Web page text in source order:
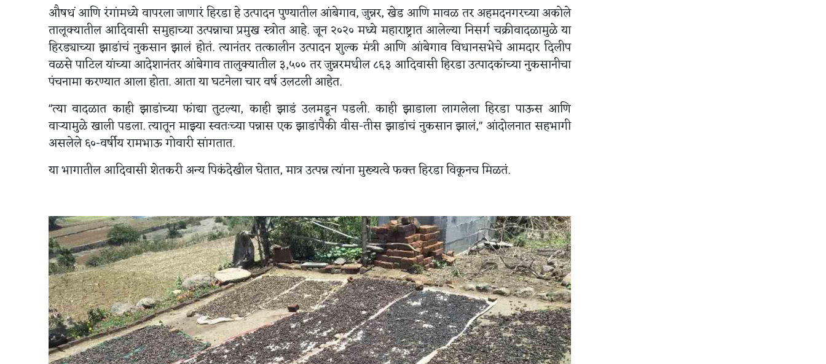
औषधं आणि रंगांमध्ये वापरला जाणारं हिरडा हे उत्पादन पुण्यातील आंबेगाव, जुन्नर, खेड आणि मावळ तर अहमदनगरच्या अकोले
तालूक्यातील आदिवासी समुहाच्या उत्पन्नाचा प्रमुख स्त्रोत आहे. जून २०२० मध्ये महाराष्ट्रात आलेल्या निसर्ग चक्रीवादळामुळे या
हिरड्याच्या झाडांचं नुकसान झालं होतं. त्यानंतर तत्कालीन उत्पादन शुल्क मंत्री आणि आंबेगाव विधानसभेचे आमदार दिलीप
वळसे पाटिल यांच्या आदेशानंतर आंबेगाव तालुक्यातील ३,५०० तर जुन्नरमधील ८६३ आदिवासी हिरडा उत्पादकांच्या नुकसानीचा
पंचनामा करण्यात आला होता. आता या घटनेला चार वर्ष उलटली आहेत.
"त्या वादळात काही झाडांच्या फांद्या तुटल्या, काही झाडं उलमडून पडली. काही झाडाला लागलेला हिरडा पाऊस आणि
वाऱ्यामुळे खाली पडला. त्यातून माझ्या स्वतःच्या पन्नास एक झाडांपैकी वीस-तीस झाडांचं नुकसान झालं," आंदोलनात सहभागी
असलेले ६०-वर्षीय रामभाऊ गोवारी सांगतात.
या भागातील आदिवासी शेतकरी अन्य पिकंदेखील घेतात, मात्र उत्पन्न त्यांना मुख्यत्वे फक्त हिरडा विकूनच मिळतं.